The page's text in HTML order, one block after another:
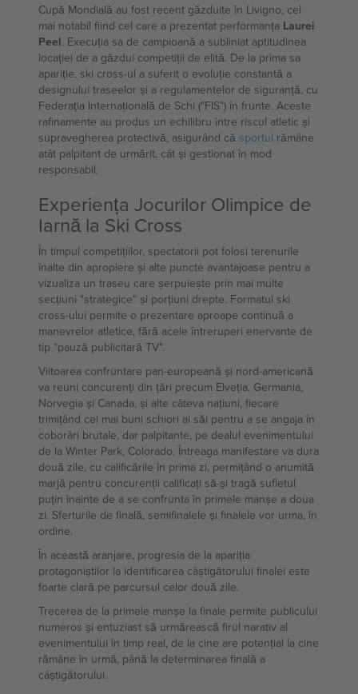
Cupă Mondială au fost recent găzduite în Livigno, cel
mai notabil fiind cel care a prezentat performanța Laurei
Peel. Execuția sa de campioană a subliniat aptitudinea
locației de a găzdui competiții de elită. De la prima sa
apariție, ski cross-ul a suferit o evoluție constantă a
designului traseelor și a regulamentelor de siguranță, cu
Federația Internațională de Schi ("FIS") în frunte. Aceste
rafinamente au produs un echilibru între riscul atletic și
supravegherea protectivă, asigurând că sportul rămâne
atât palpitant de urmărit, cât și gestionat în mod
responsabil.
Experiența Jocurilor Olimpice de
Iarnă la Ski Cross
În timpul competițiilor, spectatorii pot folosi terenurile
înalte din apropiere și alte puncte avantajoase pentru a
vizualiza un traseu care șerpuiește prin mai multe
secțiuni "strategice" și porțiuni drepte. Formatul ski
cross-ului permite o prezentare aproape continuă a
manevrelor atletice, fără acele întreruperi enervante de
tip "pauză publicitară TV".
Viitoarea confruntare pan-europeană și nord-americană
va reuni concurenți din țări precum Elveția, Germania,
Norvegia și Canada, și alte câteva națiuni, fiecare
trimițând cei mai buni schiori ai săi pentru a se angaja în
coborâri brutale, dar palpitante, pe dealul evenimentului
de la Winter Park, Colorado. Întreaga manifestare va dura
două zile, cu calificările în prima zi, permițând o anumită
marjă pentru concurenții calificați să-și tragă sufletul
puțin înainte de a se confrunta în primele manșe a doua
zi. Sferturile de finală, semifinalele și finalele vor urma, în
ordine.
În această aranjare, progresia de la apariția
protagoniștilor la identificarea câștigătorului finalei este
foarte clară pe parcursul celor două zile.
Trecerea de la primele manșe la finale permite publicului
numeros și entuziast să urmărească firul narativ al
evenimentului în timp real, de la cine are potențial la cine
rămâne în urmă, până la determinarea finală a
câștigătorului.